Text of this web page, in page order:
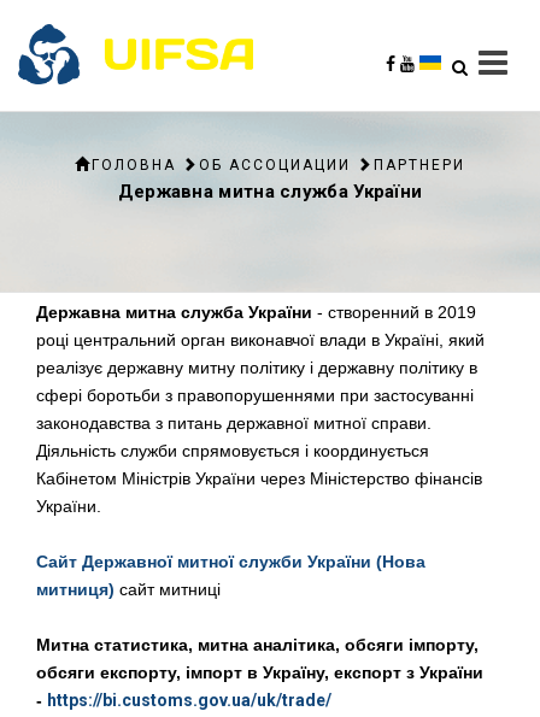
ГОЛОВНА ОБ АССОЦИАЦИИ ПАРТНЕРИ
Державна митна служба України
Державна митна служба України - створенний в 2019
році центральний орган виконавчої влади в Україні, який
реалізує державну митну політику і державну політику в
сфері боротьби з правопорушеннями при застосуванні
законодавства з питань державної митної справи.
Діяльність служби спрямовується і координується
Кабінетом Міністрів України через Міністерство фінансів
України.
Сайт Державної митної служби України (Нова
митниця) сайт митниці
Митна статистика, митна аналітика, обсяги імпорту,
обсяги експорту, імпорт в Україну, експорт з України
- https://bi.customs.gov.ua/uk/trade/